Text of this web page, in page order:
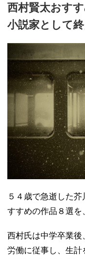
西村賢太おす
小説家として
５４歳で急逝した
すすめの作品８選を
西村氏は中学卒業
労働に従事し、生